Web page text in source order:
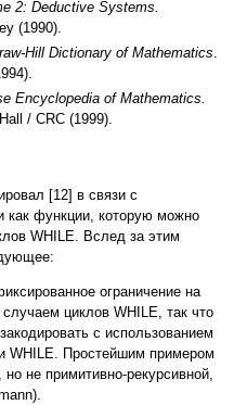
2: Deductive Systems.
(1990).
Hill Dictionary of Mathematics.
Encyclopedia of Mathematics.
/ CRC (1999).
[12] в связи с
как функции, которую можно
WHILE. Вслед за этим
ограничение на
циклов WHILE, так что
с использованием
WHILE. Простейшим примером
не примитивно-рекурсивной,